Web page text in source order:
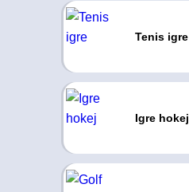
Tenis igre
Igre hokej